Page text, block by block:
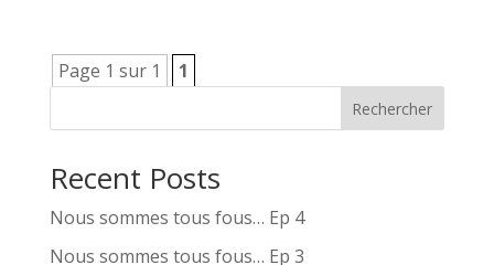
Page 1 sur 1 1
Rechercher
Recent Posts
Nous sommes tous fous… Ep 4
Nous sommes tous fous… Ep 3